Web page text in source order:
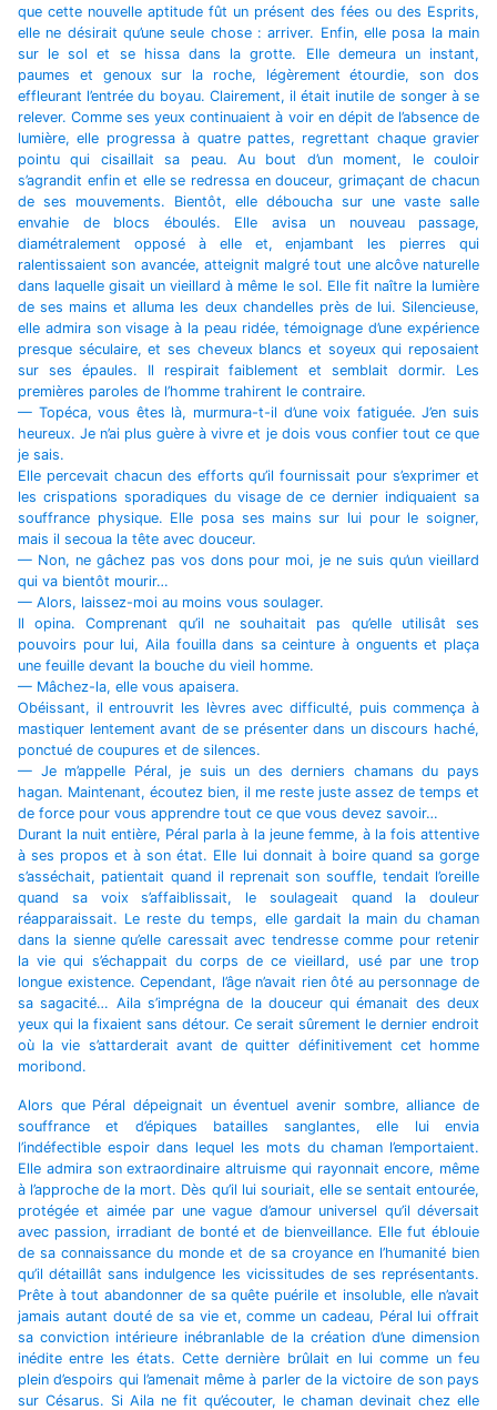
que cette nouvelle aptitude fût un présent des fées ou des Esprits,
elle ne désirait qu’une seule chose : arriver. Enfin, elle posa la main
sur le sol et se hissa dans la grotte. Elle demeura un instant,
paumes et genoux sur la roche, légèrement étourdie, son dos
effleurant l’entrée du boyau. Clairement, il était inutile de songer à se
relever. Comme ses yeux continuaient à voir en dépit de l’absence de
lumière, elle progressa à quatre pattes, regrettant chaque gravier
pointu qui cisaillait sa peau. Au bout d’un moment, le couloir
s’agrandit enfin et elle se redressa en douceur, grimaçant de chacun
de ses mouvements. Bientôt, elle déboucha sur une vaste salle
envahie de blocs éboulés. Elle avisa un nouveau passage,
diamétralement opposé à elle et, enjambant les pierres qui
ralentissaient son avancée, atteignit malgré tout une alcôve naturelle
dans laquelle gisait un vieillard à même le sol. Elle fit naître la lumière
de ses mains et alluma les deux chandelles près de lui. Silencieuse,
elle admira son visage à la peau ridée, témoignage d’une expérience
presque séculaire, et ses cheveux blancs et soyeux qui reposaient
sur ses épaules. Il respirait faiblement et semblait dormir. Les
premières paroles de l’homme trahirent le contraire.
— Topéca, vous êtes là, murmura-t-il d’une voix fatiguée. J’en suis
heureux. Je n’ai plus guère à vivre et je dois vous confier tout ce que
je sais.
Elle percevait chacun des efforts qu’il fournissait pour s’exprimer et
les crispations sporadiques du visage de ce dernier indiquaient sa
souffrance physique. Elle posa ses mains sur lui pour le soigner,
mais il secoua la tête avec douceur.
— Non, ne gâchez pas vos dons pour moi, je ne suis qu’un vieillard
qui va bientôt mourir…
— Alors, laissez-moi au moins vous soulager.
Il opina. Comprenant qu’il ne souhaitait pas qu’elle utilisât ses
pouvoirs pour lui, Aila fouilla dans sa ceinture à onguents et plaça
une feuille devant la bouche du vieil homme.
— Mâchez-la, elle vous apaisera.
Obéissant, il entrouvrit les lèvres avec difficulté, puis commença à
mastiquer lentement avant de se présenter dans un discours haché,
ponctué de coupures et de silences.
— Je m’appelle Péral, je suis un des derniers chamans du pays
hagan. Maintenant, écoutez bien, il me reste juste assez de temps et
de force pour vous apprendre tout ce que vous devez savoir…
Durant la nuit entière, Péral parla à la jeune femme, à la fois attentive
à ses propos et à son état. Elle lui donnait à boire quand sa gorge
s’asséchait, patientait quand il reprenait son souffle, tendait l’oreille
quand sa voix s’affaiblissait, le soulageait quand la douleur
réapparaissait. Le reste du temps, elle gardait la main du chaman
dans la sienne qu’elle caressait avec tendresse comme pour retenir
la vie qui s’échappait du corps de ce vieillard, usé par une trop
longue existence. Cependant, l’âge n’avait rien ôté au personnage de
sa sagacité… Aila s’imprégna de la douceur qui émanait des deux
yeux qui la fixaient sans détour. Ce serait sûrement le dernier endroit
où la vie s’attarderait avant de quitter définitivement cet homme
moribond.
Alors que Péral dépeignait un éventuel avenir sombre, alliance de
souffrance et d’épiques batailles sanglantes, elle lui envia
l’indéfectible espoir dans lequel les mots du chaman l’emportaient.
Elle admira son extraordinaire altruisme qui rayonnait encore, même
à l’approche de la mort. Dès qu’il lui souriait, elle se sentait entourée,
protégée et aimée par une vague d’amour universel qu’il déversait
avec passion, irradiant de bonté et de bienveillance. Elle fut éblouie
de sa connaissance du monde et de sa croyance en l’humanité bien
qu’il détaillât sans indulgence les vicissitudes de ses représentants.
Prête à tout abandonner de sa quête puérile et insoluble, elle n’avait
jamais autant douté de sa vie et, comme un cadeau, Péral lui offrait
sa conviction intérieure inébranlable de la création d’une dimension
inédite entre les états. Cette dernière brûlait en lui comme un feu
plein d’espoirs qui l’amenait même à parler de la victoire de son pays
sur Césarus. Si Aila ne fit qu’écouter, le chaman devinait chez elle